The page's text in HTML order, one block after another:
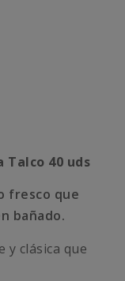
Talco 40 uds
fresco que
bañado.
y clásica que